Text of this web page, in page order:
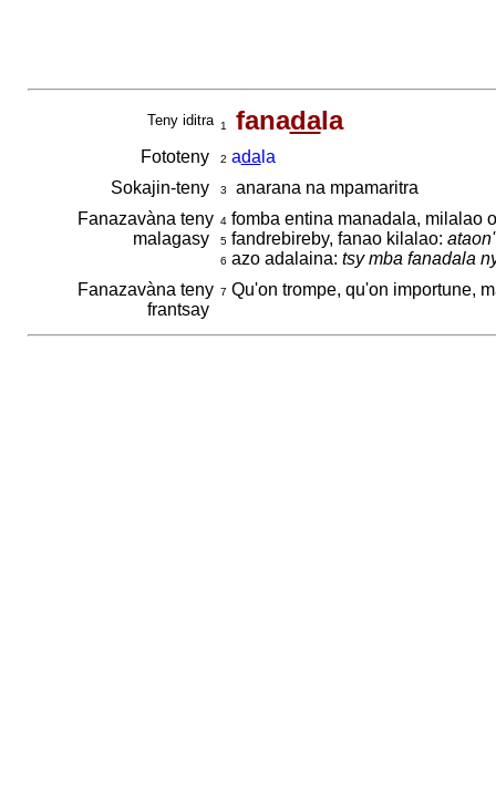
Teny iditra 1 fanadala
Fototeny 2 ada la
Sokajin-teny
3
anarana na mpamaritra
Fanazavàna teny
malagasy
4fomba entina manadala, milalao
5fandrebireby, fanao kilalao:
6 azo adalaina: tsy mba fanadala
Fanazavàna teny
frantsay
7 Qu'on trompe, qu'on importune,